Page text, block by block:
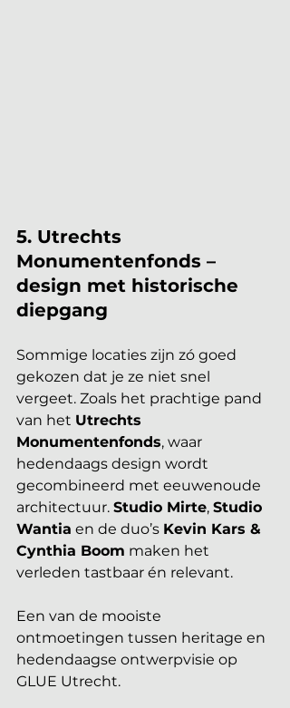
5. Utrechts
Monumentenfonds –
design met historische
diepgang
Sommige locaties zijn zó goed
gekozen dat je ze niet snel
vergeet. Zoals het prachtige pand
van het Utrechts
Monumentenfonds, waar
hedendaags design wordt
gecombineerd met eeuwenoude
architectuur. Studio Mirte, Studio
Wantia en de duo’s Kevin Kars &
Cynthia Boom maken het
verleden tastbaar én relevant.
Een van de mooiste
ontmoetingen tussen heritage en
hedendaagse ontwerpvisie op
GLUE Utrecht.